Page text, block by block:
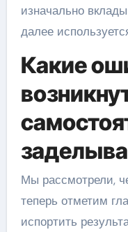
изначально
далее
Какие
Мы рассмотрели,
теперь отметим
испортить